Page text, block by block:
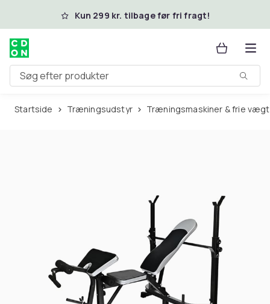
Spring til hovedindhold
Kun 299 kr. tilbage før fri fragt!
Søg efter produkter
Startside Træningsudstyr Træningsmaskiner & frie